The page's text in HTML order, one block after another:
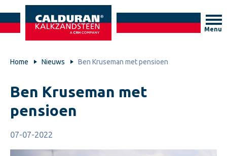
Menu
Home Nieuws Ben Kruseman met pensioen
Ben Kruseman met
pensioen
07-07-2022